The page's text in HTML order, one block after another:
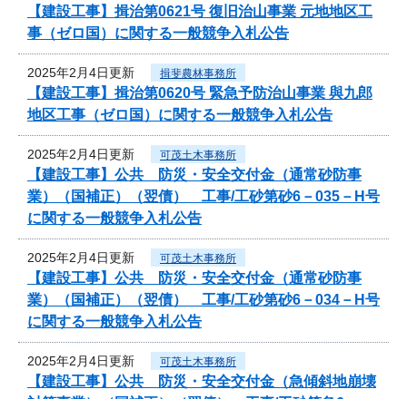
【建設工事】揖治第0621号 復旧治山事業 元地地区工
事（ゼロ国）に関する一般競争入札公告
2025年2月4日更新 揖斐農林事務所
【建設工事】揖治第0620号 緊急予防治山事業 與九郎
地区工事（ゼロ国）に関する一般競争入札公告
2025年2月4日更新 可茂土木事務所
【建設工事】公共 防災・安全交付金（通常砂防事
業）（国補正）（翌債） 工事/工砂第砂6－035－H号
に関する一般競争入札公告
2025年2月4日更新 可茂土木事務所
【建設工事】公共 防災・安全交付金（通常砂防事
業）（国補正）（翌債） 工事/工砂第砂6－034－H号
に関する一般競争入札公告
2025年2月4日更新 可茂土木事務所
【建設工事】公共 防災・安全交付金（急傾斜地崩壊